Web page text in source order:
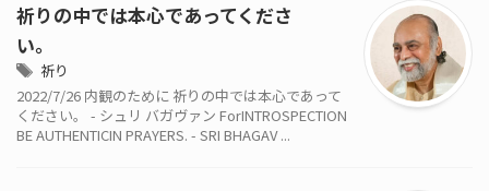
祈りの中では本心であってくださ
い。
祈り
2022/7/26 内観のために 祈りの中では本心であって
ください。 - シュリ バガヴァン ForINTROSPECTION
BE AUTHENTICIN PRAYERS. - SRI BHAGAV ...